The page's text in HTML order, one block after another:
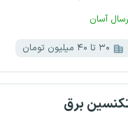
آسان
۳۰ تا ۴۰ میلیون تومان
برق